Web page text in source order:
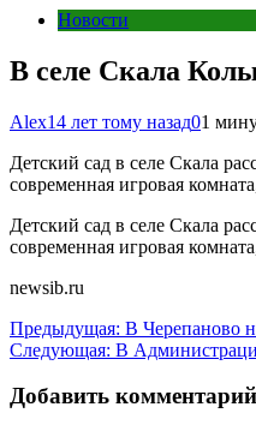
Новости
В селе Скала
Alex14 лет тому назад01
Детский сад в селе Скала
современная игровая
Детский сад в селе Скала
современная игровая
newsib.ru
Навигация
по
записям
Предыдущая: В Черепаново
Следующая: В
Добавить комментарий